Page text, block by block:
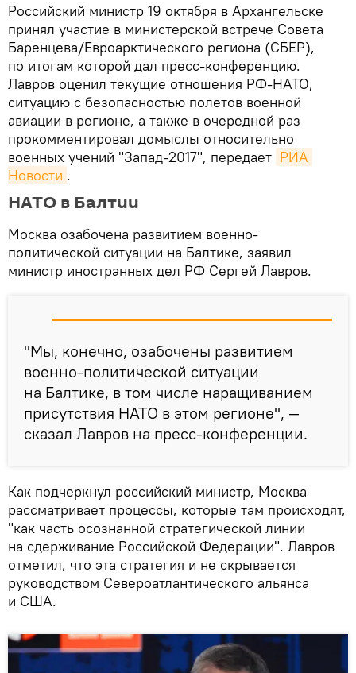
Российский министр 19 октября в Архангельске
принял участие в министерской встрече Совета
Баренцева/Евроарктического региона (СБЕР),
по итогам которой дал пресс-конференцию.
Лавров оценил текущие отношения РФ-НАТО,
ситуацию с безопасностью полетов военной
авиации в регионе, а также в очередной раз
прокомментировал домыслы относительно
военных учений "Запад-2017", передает РИА
Новости .
НАТО в Балтии
Москва озабочена развитием военно-
политической ситуации на Балтике, заявил
министр иностранных дел РФ Сергей Лавров.
"Мы, конечно, озабочены развитием
военно-политической ситуации
на Балтике, в том числе наращиванием
присутствия НАТО в этом регионе", —
сказал Лавров на пресс-конференции.
Как подчеркнул российский министр, Москва
рассматривает процессы, которые там происходят,
"как часть осознанной стратегической линии
на сдерживание Российской Федерации". Лавров
отметил, что эта стратегия и не скрывается
руководством Североатлантического альянса
и США.